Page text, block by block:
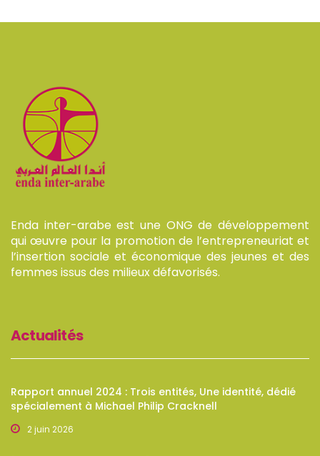
Enda inter-arabe est une ONG de développement
qui œuvre pour la promotion de l’entrepreneuriat et
l’insertion sociale et économique des jeunes et des
femmes issus des milieux défavorisés.
Actualités
Rapport annuel 2024 : Trois entités, Une identité, dédié
spécialement à Michael Philip Cracknell
2 juin 2026